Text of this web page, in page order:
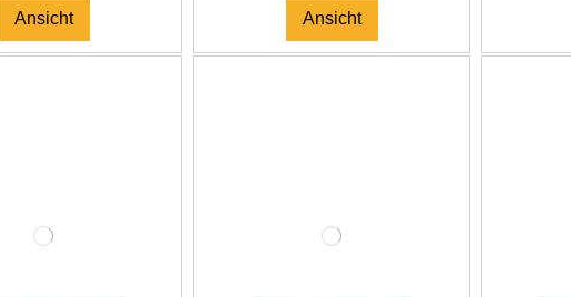
Ansicht Ansicht